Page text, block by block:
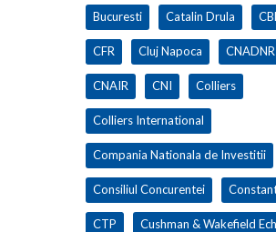
Bucuresti Catalin Drula
CFR Cluj Napoca CNADNR
CNAIR CNI Colliers
Colliers International
Compania Nationala de Investitii
Consiliul Concurentei
CTP Cushman & Wakefield